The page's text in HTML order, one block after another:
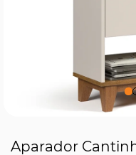
Aparador